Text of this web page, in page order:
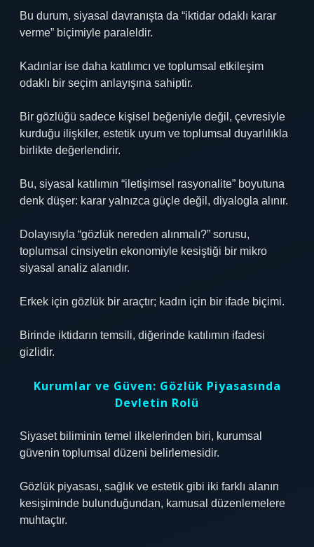
Bu durum, siyasal davranışta da “iktidar odaklı karar
verme” biçimiyle paraleldir.
Kadınlar ise daha katılımcı ve toplumsal etkileşim
odaklı bir seçim anlayışına sahiptir.
Bir gözlüğü sadece kişisel beğeniyle değil, çevresiyle
kurduğu ilişkiler, estetik uyum ve toplumsal duyarlılıkla
birlikte değerlendirir.
Bu, siyasal katılımın “iletişimsel rasyonalite” boyutuna
denk düşer: karar yalnızca güçle değil, diyalogla alınır.
Dolayısıyla “gözlük nereden alınmalı?” sorusu,
toplumsal cinsiyetin ekonomiyle kesiştiği bir mikro
siyasal analiz alanıdır.
Erkek için gözlük bir araçtır; kadın için bir ifade biçimi.
Birinde iktidarın temsili, diğerinde katılımın ifadesi
gizlidir.
Kurumlar ve Güven: Gözlük Piyasasında
Devletin Rolü
Siyaset biliminin temel ilkelerinden biri, kurumsal
güvenin toplumsal düzeni belirlemesidir.
Gözlük piyasası, sağlık ve estetik gibi iki farklı alanın
kesişiminde bulunduğundan, kamusal düzenlemelere
muhtaçtır.